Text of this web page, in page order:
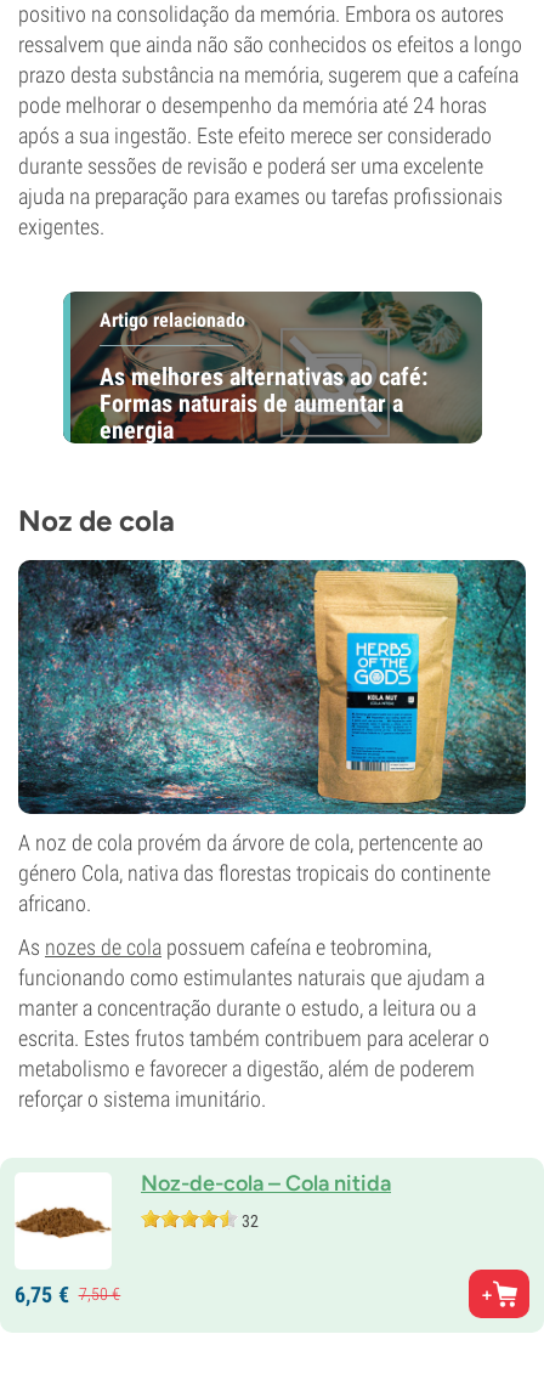
positivo na consolidação da memória. Embora os autores
ressalvem que ainda não são conhecidos os efeitos a longo
prazo desta substância na memória, sugerem que a cafeína
pode melhorar o desempenho da memória até 24 horas
após a sua ingestão. Este efeito merece ser considerado
durante sessões de revisão e poderá ser uma excelente
ajuda na preparação para exames ou tarefas profissionais
exigentes.
Artigo relacionado
As melhores alternativas ao café:
Formas naturais de aumentar a
energia
Noz de cola
A noz de cola provém da árvore de cola, pertencente ao
género Cola, nativa das florestas tropicais do continente
africano.
As nozes de cola possuem cafeína e teobromina,
funcionando como estimulantes naturais que ajudam a
manter a concentração durante o estudo, a leitura ou a
escrita. Estes frutos também contribuem para acelerar o
metabolismo e favorecer a digestão, além de poderem
reforçar o sistema imunitário.
Noz-de-cola – Cola nitida
32
6,75 € 7,50€